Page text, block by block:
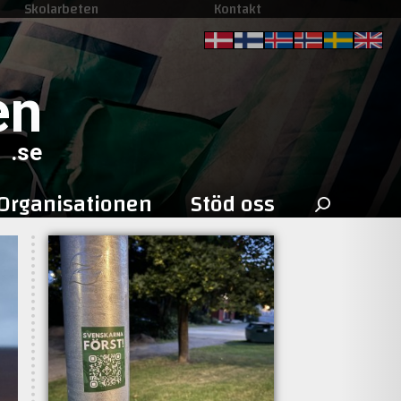
Skolarbeten Kontakt
.se
Stöd oss Sök
efter: